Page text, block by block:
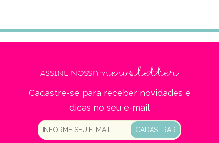
Assine nossanewsletter
Cadastre-se para receber novidades e
dicas no seu e-mail
CADASTRAR